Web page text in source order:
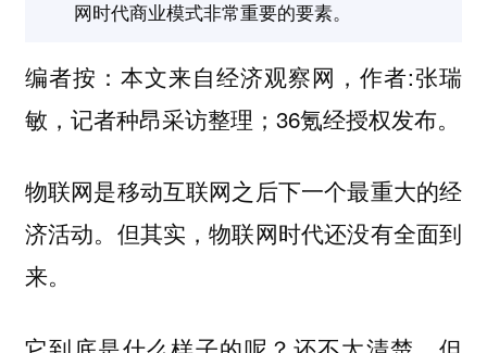
网时代商业模式非常重要的要素。
编者按：本文来自经济观察网 ，作者:张瑞
敏，记者种昂采访整理；36氪经授权发布。
物联网是移动互联网之后下一个最重大的经
济活动。但其实，物联网时代还没有全面到
来。